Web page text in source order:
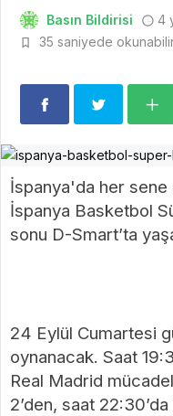
Basın Bildirisi 4
35 saniyede
İspanya'da her
İspanya Basketbol
sonu D-Smart’ta
24 Eylül Cumartesi
oynanacak. Saat
Real Madrid
2’den, saat